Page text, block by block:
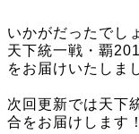
いかがだったでし
天下統一戦・覇
をお届けいたしま
次回更新では天下
合をお届けします！